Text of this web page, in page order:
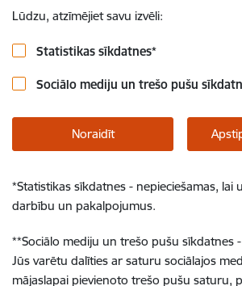
Lūdzu, atzīmējiet savu izvēli:
Statistikas sīkdatnes*
Sociālo mediju un trešo pušu
Noraidīt
*Statistikas sīkdatnes - nepieciešamas, lai
darbību un pakalpojumus.
**Sociālo mediju un trešo pušu sīkdatnes
Jūs varētu dalīties ar saturu sociālajos
mājaslapai pievienoto trešo pušu saturu,